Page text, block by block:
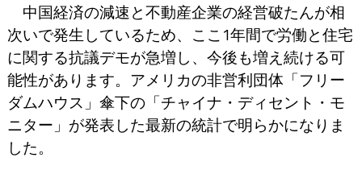
中国経済の減速と不動産企業の経営破たんが相
次いで発生しているため、ここ1年間で労働と住宅
に関する抗議デモが急増し、今後も増え続ける可
能性があります。アメリカの非営利団体「フリー
ダムハウス」傘下の「チャイナ・ディセント・モ
ニター」が発表した最新の統計で明らかになりま
した。